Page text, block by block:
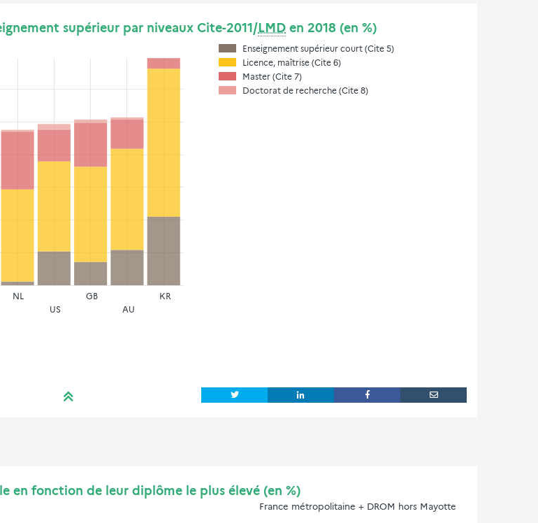
supérieur par niveaux Cite-2011/LMD en 2018 (en %)
NL GB
KR
US AU
Enseignement supérieur court (Cite 5)
Licence, maîtrise (Cite 6)
Master (Cite 7)
Doctorat de recherche (Cite 8)
fonction de leur diplôme le plus élevé (en %)
France métropolitaine + DROM hors Mayotte